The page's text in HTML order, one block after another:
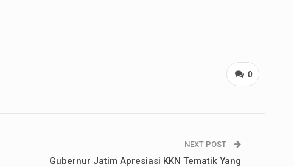
0
NEXT POST
Gubernur Jatim Apresiasi KKN Tematik Yang